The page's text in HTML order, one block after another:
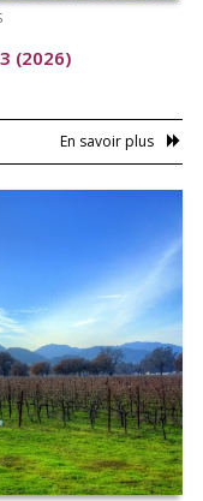
(2026)
En savoir plus